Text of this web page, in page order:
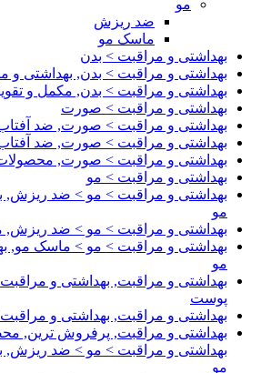
مو
ضد ریزش
ماسک مو
بهداشتی و مراقبت > بدن
بهداشتی و مراقبت > بدن, بهداشتی
بهداشتی و مراقبت > بدن, مکمل و
بهداشتی و مراقبت > صورت
بهداشتی و مراقبت > صورت, ضد
بهداشتی و مراقبت > صورت, ضد
بهداشتی و مراقبت > صورت,
بهداشتی و مراقبت > مو
بهداشتی و مراقبت > مو > ضد ریزش,
مو
بهداشتی و مراقبت > مو > ضد ریزش,
بهداشتی و مراقبت > مو > ماسک مو,
مو
بهداشتی و مراقبت, بهداشتی و
پوست
بهداشتی و مراقبت, بهداشتی و
بهداشتی و مراقبت, پرفروش ترین,
بهداشتی و مراقبت > مو > ضد ریزش,
مو